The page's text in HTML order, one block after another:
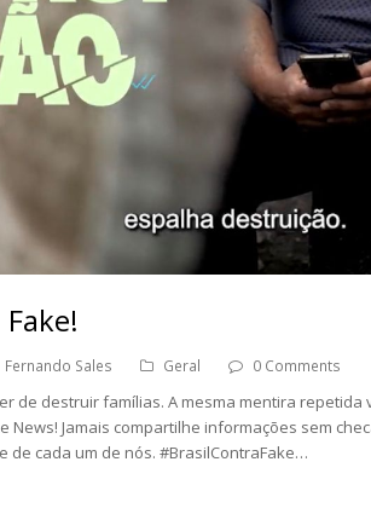
Fernando Sales Geral 0 Comments
de destruir famílias. A mesma mentira
News! Jamais compartilhe informações sem
de cada um de nós. #BrasilContraFake…